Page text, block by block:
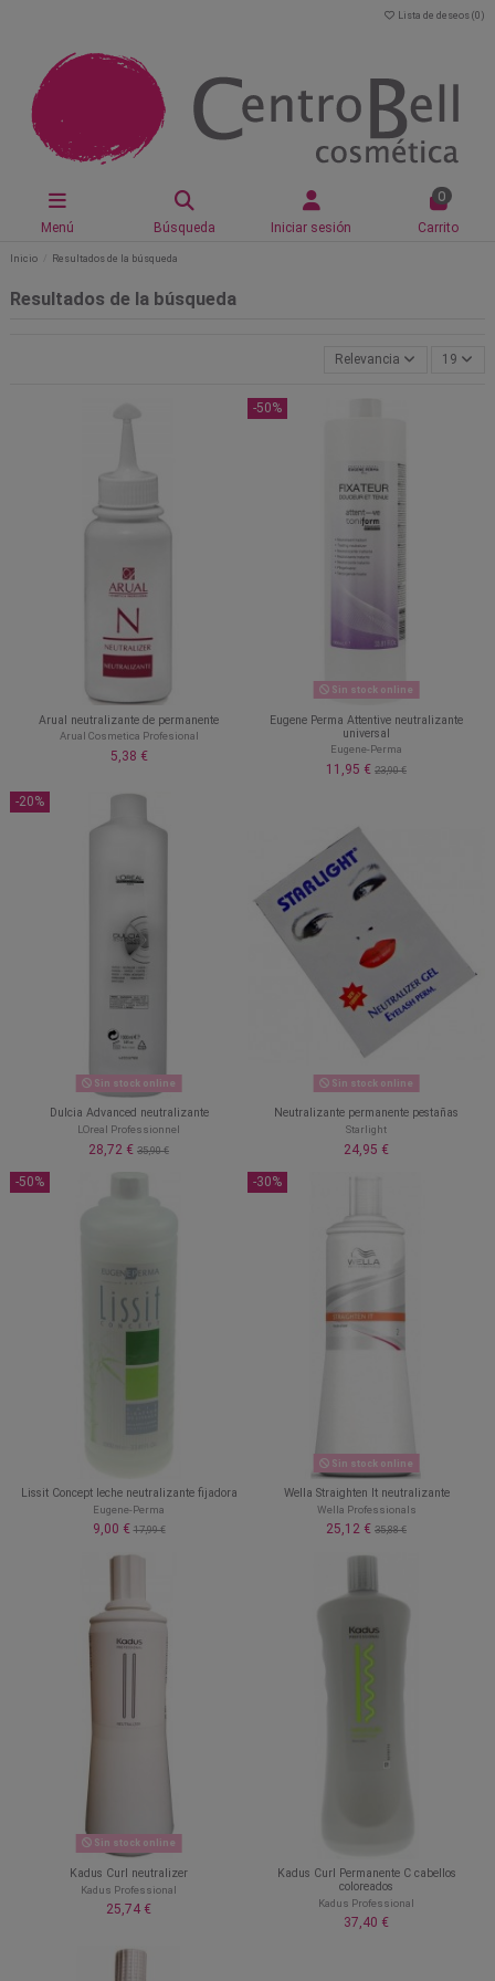
Lista de deseos (0 )
Menú Búsqueda Iniciar sesión
0
Carrito
Inicio Resultados de la búsqueda
Resultados de la búsqueda
Relevancia 19
Arual neutralizante de permanente
Arual Cosmetica Profesional
5,38 €
-50%
Sin stock online
Eugene Perma Attentive neutralizante
universal
Eugene-Perma
11,95 € 23,90 €
-20%
Sin stock online
Dulcia Advanced neutralizante
LOreal Professionnel
28,72 € 35,90 €
Sin stock online
Neutralizante permanente pestañas
Starlight
24,95 €
-50%
Lissit Concept leche neutralizante fijadora
Eugene-Perma
9,00 €17,99 €
-30%
Sin stock online
Wella Straighten It neutralizante
Wella Professionals
25,12 € 35,88 €
Sin stock online
Kadus Curl neutralizer
Kadus Professional
25,74 €
Kadus Curl Permanente C cabellos
coloreados
Kadus Professional
37,40 €